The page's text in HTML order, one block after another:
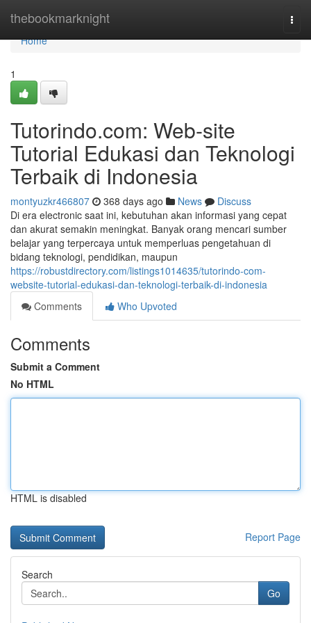
thebookmarknight
Home
Home
1
Tutorindo.com: Web-site
Tutorial Edukasi dan Teknologi
Terbaik di Indonesia
montyuzkr466807 368 days ago News
Discuss
Di era electronic saat ini, kebutuhan akan informasi yang cepat
dan akurat semakin meningkat. Banyak orang mencari sumber
belajar yang terpercaya untuk memperluas pengetahuan di
bidang teknologi, pendidikan, maupun
https://robustdirectory.com/listings1014635/tutorindo-com-
website-tutorial-edukasi-dan-teknologi-terbaik-di-indonesia
Comments
Who Upvoted
Comments
Submit a Comment
No HTML
HTML is disabled
Report Page
Search
Go